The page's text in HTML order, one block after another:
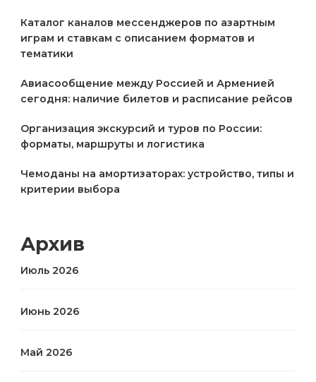
Каталог каналов мессенджеров по азартным
играм и ставкам с описанием форматов и
тематики
Авиасообщение между Россией и Арменией
сегодня: наличие билетов и расписание рейсов
Организация экскурсий и туров по России:
форматы, маршруты и логистика
Чемоданы на амортизаторах: устройство, типы и
критерии выбора
Архив
Июль 2026
Июнь 2026
Май 2026